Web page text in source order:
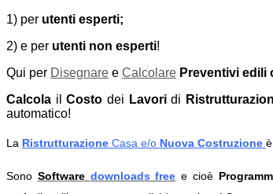
1) per utenti esperti;
2) e per utenti non esperti!
Qui per Disegnare e Calcolare Preventivi edili
Calcola ilCosto dei Lavoridi
automatico!
La Ristrutturazione Casa e/o Nuova Costruzione è
Sono Software downloads free e cioè